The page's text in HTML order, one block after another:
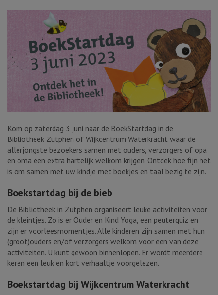
Kom op zaterdag 3 juni naar de BoekStartdag in de
Bibliotheek Zutphen of Wijkcentrum Waterkracht waar de
allerjongste bezoekers samen met ouders, verzorgers of opa
en oma een extra hartelijk welkom krijgen. Ontdek hoe fijn het
is om samen met uw kindje met boekjes en taal bezig te zijn.
Boekstartdag bij de bieb
De Bibliotheek in Zutphen organiseert leuke activiteiten voor
de kleintjes. Zo is er Ouder en Kind Yoga, een peuterquiz en
zijn er voorleesmomentjes. Alle kinderen zijn samen met hun
(groot)ouders en/of verzorgers welkom voor een van deze
activiteiten. U kunt gewoon binnenlopen. Er wordt meerdere
keren een leuk en kort verhaaltje voorgelezen.
Boekstartdag bij Wijkcentrum Waterkracht